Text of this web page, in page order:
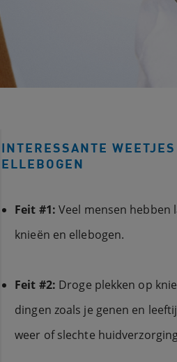
INTERESSANTE
ELLEBOGEN
Feit #1: Veel mensen hebben
knieën en ellebogen.
Feit #2: Droge plekken op
dingen zoals je genen en
weer of slechte